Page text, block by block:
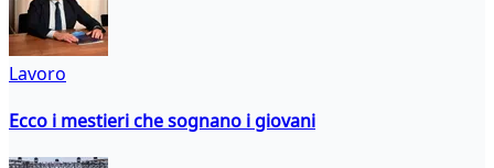
Lavoro
Ecco i mestieri che sognano i giovani